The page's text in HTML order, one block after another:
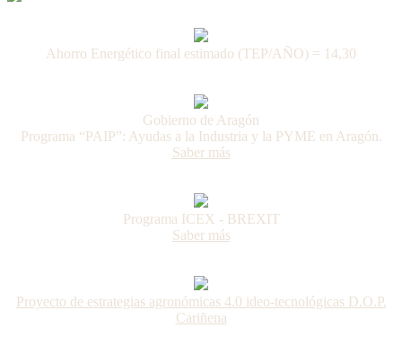
Ahorro Energético final estimado (TEP/AÑO) = 14,30
Gobierno de Aragón
Programa “PAIP”: Ayudas a la Industria y la PYME en Aragón.
Saber más
Programa ICEX - BREXIT
Saber más
Proyecto de estrategias agronómicas 4.0 ideo-tecnológicas D.O.P.
Cariñena